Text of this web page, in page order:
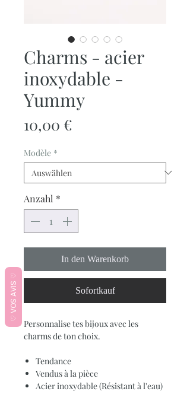
Charms - acier
inoxydable -
Yummy
10,00 €
Modèle *
Anzahl *
In den Warenkorb
Sofortkauf
Personnalise tes bijoux avec les
charms de ton choix.
Tendance
Vendus à la pièce
Acier inoxydable (Résistant à l'eau)
♡ VOS AVIS ♡